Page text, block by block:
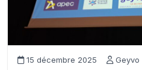
15 décembre 2025 Geyvo